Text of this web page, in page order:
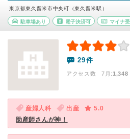
東京都東久留米市中央町（東久留米駅）
駐車場あり 電子決済可 マイナ
29件
アクセス数 7月:1,348
産婦人科 出産
5.0
助産師さんが神！